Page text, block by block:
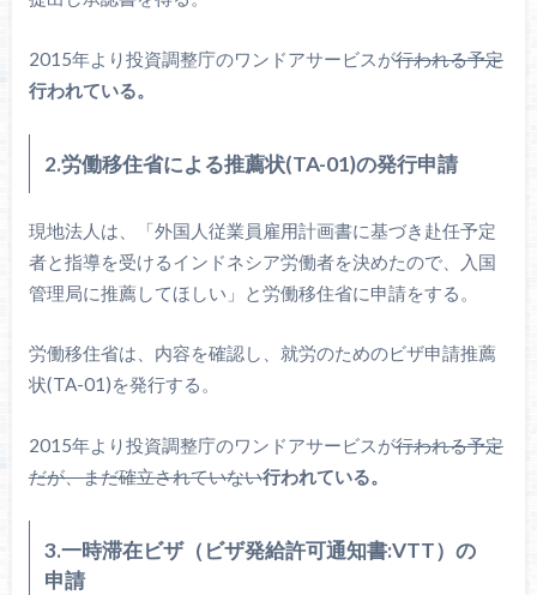
2015年より投資調整庁のワンドアサービスが行われる予定
行われている。
2.労働移住省による推薦状(TA-01)の発行申請
現地法人は、「外国人従業員雇用計画書に基づき赴任予定
者と指導を受けるインドネシア労働者を決めたので、入国
管理局に推薦してほしい」と労働移住省に申請をする。
労働移住省は、内容を確認し、就労のためのビザ申請推薦
状(TA-01)を発行する。
2015年より投資調整庁のワンドアサービスが行われる予定
だが、まだ確立されていない行われている。
3.一時滞在ビザ（ビザ発給許可通知書:VTT）の
申請